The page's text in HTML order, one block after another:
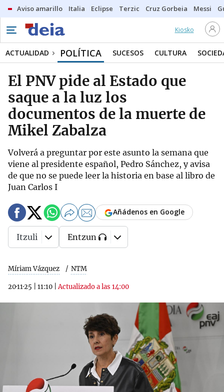
Aviso amarillo Italia Eclipse Terzic Cruz Gorbeia Messi
Kiosko
ACTUALIDAD POLÍTICA SUCESOS CULTURA
El PNV pide al Estado que
saque a la luz los
documentos de la muerte de
Mikel Zabalza
Volverá a preguntar por este asunto la semana que
viene al presidente español, Pedro Sánchez, y avisa
de que no se puede leer la historia en base al libro de
Juan Carlos I
Míriam Vázquez NTM
20·11·25 11:10 |Actualizado a las 14:00
Añádenos en Google
Itzuli Entzun